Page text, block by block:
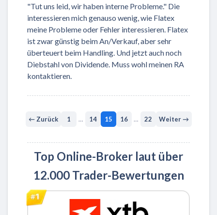
"Tut uns leid, wir haben interne Probleme." Die
interessieren mich genauso wenig, wie Flatex
meine Probleme oder Fehler interessieren. Flatex
ist zwar günstig beim An/Verkauf, aber sehr
überteuert beim Handling. Und jetzt auch noch
Diebstahl von Dividende. Muss wohl meinen RA
kontaktieren.
← Zurück 1 … 14 15 16 … 22 Weiter →
Top Online-Broker laut über
12.000 Trader-Bewertungen